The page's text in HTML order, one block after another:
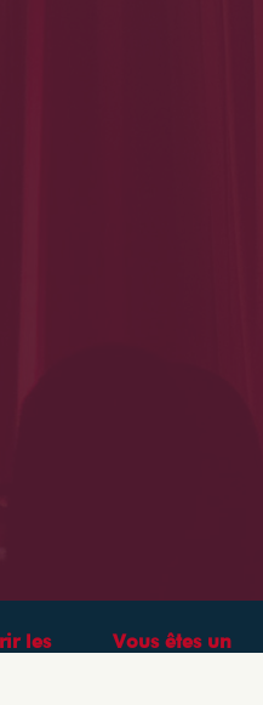
les
Vous êtes un